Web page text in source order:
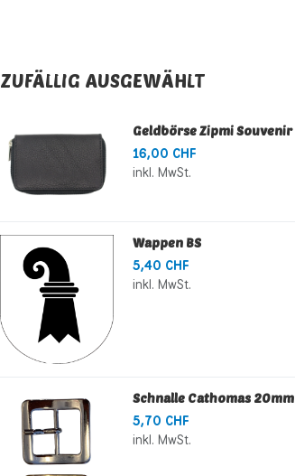
ZUFÄLLIG AUSGEWÄHLT
Geldbörse Zipmi Souvenir
16,00 CHF
inkl. MwSt.
Wappen BS
5,40 CHF
inkl. MwSt.
Schnalle Cathomas 20mm
5,70 CHF
inkl. MwSt.